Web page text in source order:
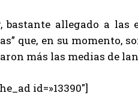
bastante allegado a
que, en su momento,
más las medias de
id=»13390″]